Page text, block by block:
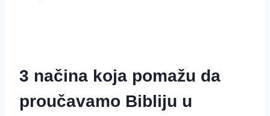
3 načina koja pomažu da
proučavamo Bibliju u